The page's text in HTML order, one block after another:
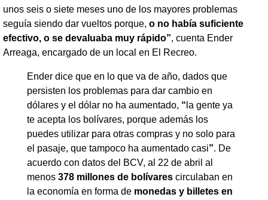
unos seis o siete meses uno de los mayores problemas
seguía siendo dar vueltos porque, o no había suficiente
efectivo, o se devaluaba muy rápido”, cuenta Ender
Arreaga, encargado de un local en El Recreo.
Ender dice que en lo que va de año, dados que
persisten los problemas para dar cambio en
dólares y el dólar no ha aumentado, “ la gente ya
te acepta los bolívares, porque además los
puedes utilizar para otras compras y no solo para
el pasaje, que tampoco ha aumentado casi”. De
acuerdo con datos del BCV, al 22 de abril al
menos 378 millones de bolívares circulaban en
la economía en forma de monedas y billetes en